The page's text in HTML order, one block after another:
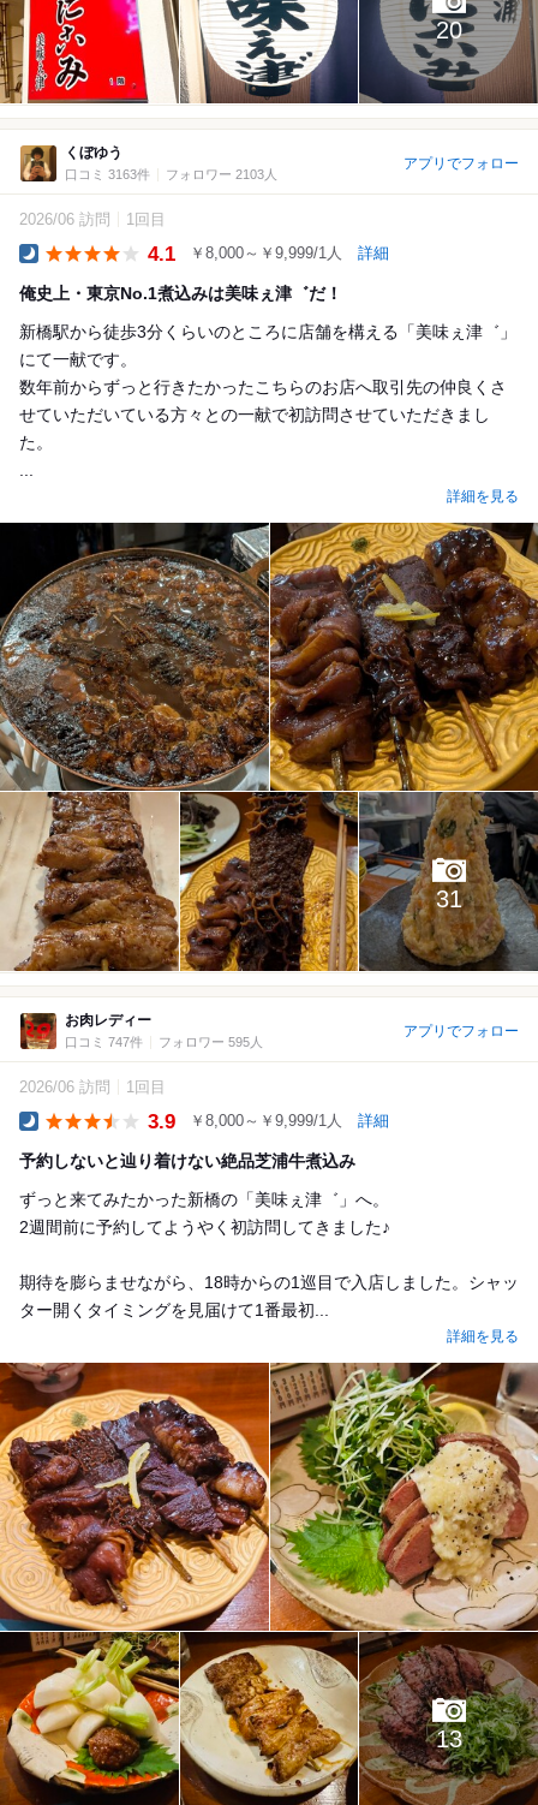
20
くぼゆう
口コミ 3163件 フォロワー 2103人
アプリでフォロー
2026/06 訪問 1回目
4.1 ￥8,000～￥9,999/1人 詳細
俺史上・東京No.1煮込みは美味ぇ津゛だ！
新橋駅から徒歩3分くらいのところに店舗を構える「美味ぇ津゛」
にて一献です。
数年前からずっと行きたかったこちらのお店へ取引先の仲良くさ
せていただいている方々との一献で初訪問させていただきまし
た。
詳細を見る
31
お肉レディー
口コミ 747件 フォロワー 595人
アプリでフォロー
2026/06 訪問 1回目
3.9 ￥8,000～￥9,999/1人 詳細
予約しないと辿り着けない絶品芝浦牛煮込み
ずっと来てみたかった新橋の「美味ぇ津゛」へ。
2週間前に予約してようやく初訪問してきました♪
期待を膨らませながら、18時からの1巡目で入店しました。シャッ
ター開くタイミングを見届けて1番最初...
詳細を見る
13